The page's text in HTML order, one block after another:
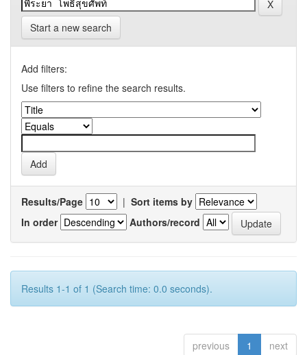
Start a new search
Add filters:
Use filters to refine the search results.
Results/Page | Sort items by
In order
Authors/record
Results 1-1 of 1 (Search time: 0.0 seconds).
previous 1 next